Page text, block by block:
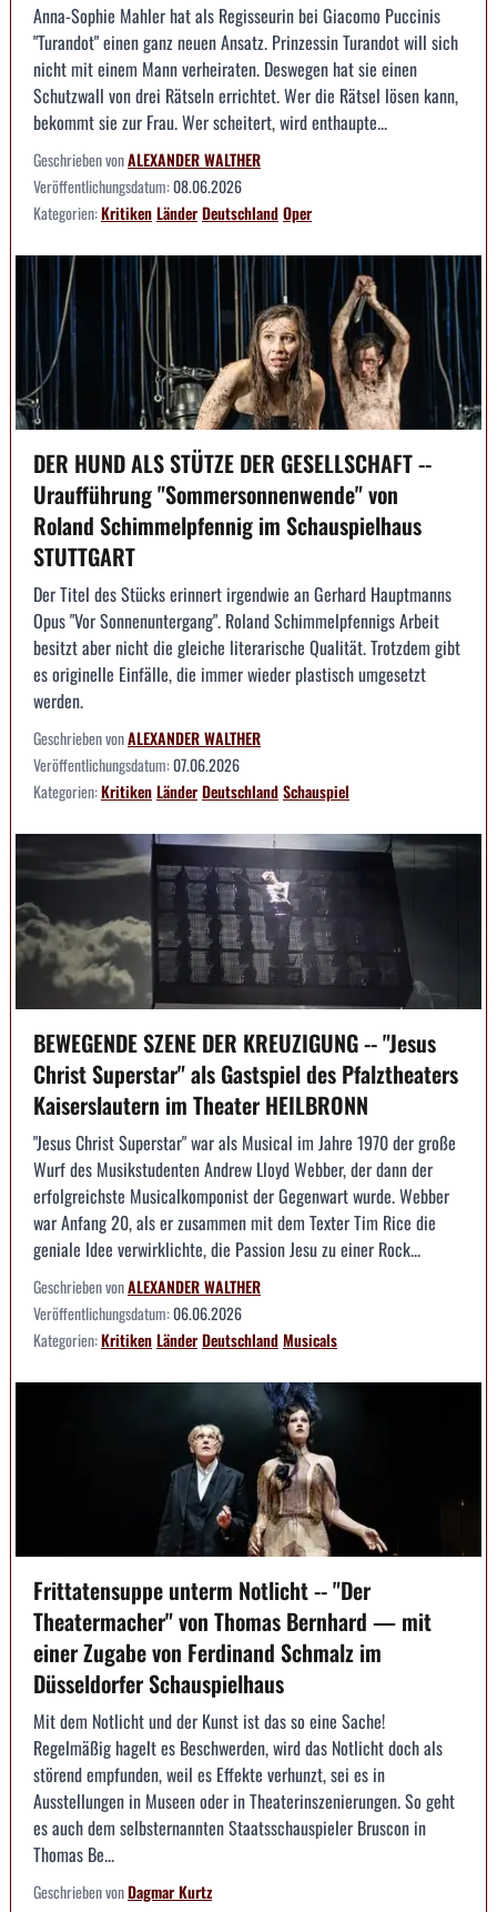
Anna-Sophie Mahler hat als Regisseurin bei Giacomo Puccinis
"Turandot" einen ganz neuen Ansatz. Prinzessin Turandot will sich
nicht mit einem Mann verheiraten. Deswegen hat sie einen
Schutzwall von drei Rätseln errichtet. Wer die Rätsel lösen kann,
bekommt sie zur Frau. Wer scheitert, wird enthaupte...
Geschrieben vonALEXANDER WALTHER
Veröffentlichungsdatum:08.06.2026
Kategorien:KritikenLänderDeutschlandOper
DER HUND ALS STÜTZE DER GESELLSCHAFT --
Uraufführung "Sommersonnenwende" von
Roland Schimmelpfennig im Schauspielhaus
STUTTGART
Der Titel des Stücks erinnert irgendwie an Gerhard Hauptmanns
Opus "Vor Sonnenuntergang". Roland Schimmelpfennigs Arbeit
besitzt aber nicht die gleiche literarische Qualität. Trotzdem gibt
es originelle Einfälle, die immer wieder plastisch umgesetzt
werden.
Geschrieben vonALEXANDER WALTHER
Veröffentlichungsdatum:07.06.2026
Kategorien:KritikenLänderDeutschlandSchauspiel
BEWEGENDE SZENE DER KREUZIGUNG -- "Jesus
Christ Superstar" als Gastspiel des Pfalztheaters
Kaiserslautern im Theater HEILBRONN
"Jesus Christ Superstar" war als Musical im Jahre 1970 der große
Wurf des Musikstudenten Andrew Lloyd Webber, der dann der
erfolgreichste Musicalkomponist der Gegenwart wurde. Webber
war Anfang 20, als er zusammen mit dem Texter Tim Rice die
geniale Idee verwirklichte, die Passion Jesu zu einer Rock...
Geschrieben vonALEXANDER WALTHER
Veröffentlichungsdatum:06.06.2026
Kategorien:KritikenLänderDeutschlandMusicals
Frittatensuppe unterm Notlicht -- "Der
Theatermacher" von Thomas Bernhard — mit
einer Zugabe von Ferdinand Schmalz im
Düsseldorfer Schauspielhaus
Mit dem Notlicht und der Kunst ist das so eine Sache!
Regelmäßig hagelt es Beschwerden, wird das Notlicht doch als
störend empfunden, weil es Effekte verhunzt, sei es in
Ausstellungen in Museen oder in Theaterinszenierungen. So geht
es auch dem selbsternannten Staatsschauspieler Bruscon in
Thomas Be...
Geschrieben vonDagmar Kurtz